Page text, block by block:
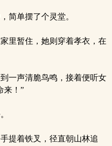
简单摆了个灵堂。
里暂住，她则穿着孝衣，在
一声清脆鸟鸣，接着便听女
来！”
提着铁叉，径直朝山林追